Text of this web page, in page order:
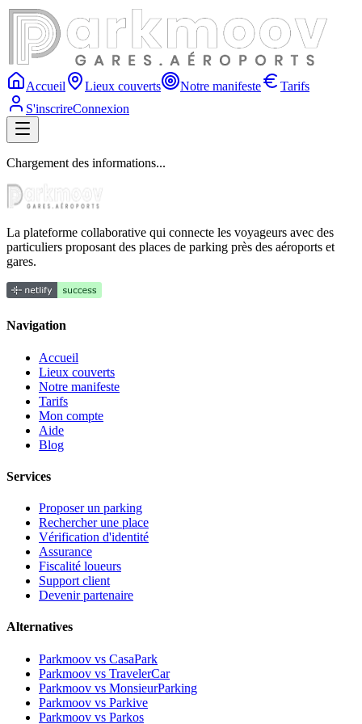
Accueil Lieux couverts Notre manifeste
Tarifs
S'inscrireConnexion
Chargement des informations...
La plateforme collaborative qui connecte les voyageurs avec des
particuliers proposant des places de parking près des aéroports et
gares.
Navigation
Accueil
Lieux couverts
Notre manifeste
Tarifs
Mon compte
Aide
Blog
Services
Proposer un parking
Rechercher une place
Vérification d'identité
Assurance
Fiscalité loueurs
Support client
Devenir partenaire
Alternatives
Parkmoov vs CasaPark
Parkmoov vs TravelerCar
Parkmoov vs MonsieurParking
Parkmoov vs Parkive
Parkmoov vs Parkos